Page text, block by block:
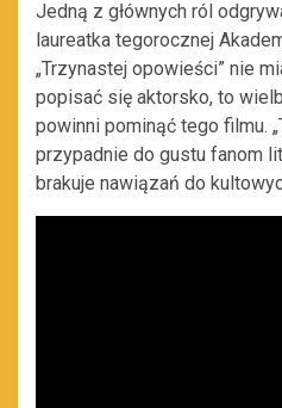
Jedną z głównych ról
laureatka tegorocznej
„Trzynastej opowieści” nie
popisać się aktorsko, to
powinni pominąć tego filmu.
przypadnie do gustu fanom
brakuje nawiązań do